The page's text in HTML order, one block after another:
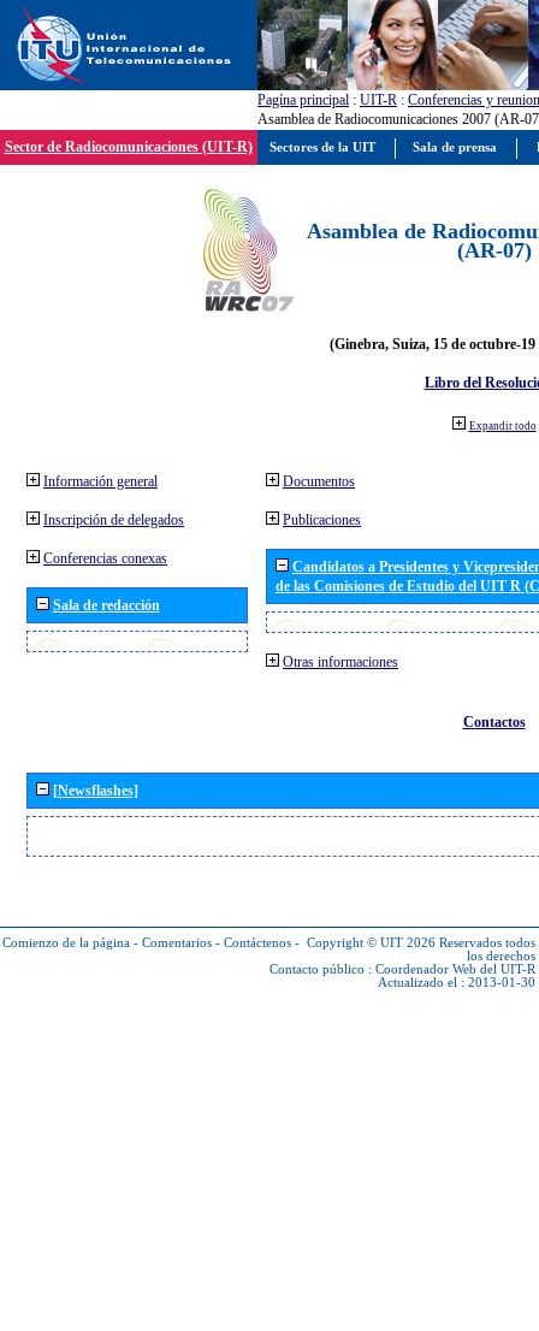
Pagína principal : UIT-R : Conferencias y
Asamblea de Radiocomunicaciones 2007 (AR-
Sector de Radiocomunicaciones (UIT-R)
Asamblea de
(AR-07)
(Ginebra, Suiza, 15 de octubre-19
Libro del
Expandir todo
Información general
Inscripción de delegados
Conferencias conexas
Sala de redacción
Documentos
Publicaciones
Candidatos a Presidentes y
de las Comisiones de Estudio del UIT R
Otras informaciones
Contactos
[Newsflashes]
Comienzo de la página - Comentarios - Contáctenos - Copyright © UIT 2026 Reservados todos
los derechos
Contacto público : Coordenador Web del UIT-R
Actualizado el : 2013-01-30
Sectores de la UIT Sala de prensa